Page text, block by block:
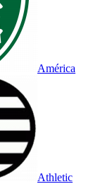
América
Athletic